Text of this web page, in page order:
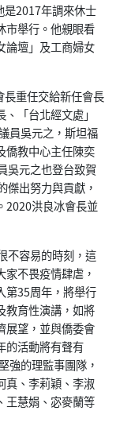
是2017年調來休士
市舉行。他親眼看
論壇」及工商婦女
重任交給新任會長
「台北經文處」
員吳元之，斯坦福
僑教中心主任陳奕
吳元之也登台致賀
傑出努力與貢獻，
2020洪良冰會長並
不容易的時刻，這
不畏疫情肆虐，
第35周年，將舉行
教育性演講，如將
展望，並與僑委會
的活動將有聲有
強的理監事團隊，
真、李莉穎、李淑
王慧娟、宓麥蘭等